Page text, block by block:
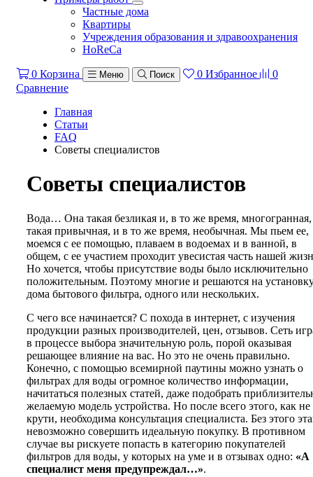
Частные дома
Квартиры
Учреждения образования и здравоохранения
HoReCa
0 Корзина Меню Поиск 0 Избранное
0
Сравнение
Главная
Статьи
FAQ
Советы специалистов
Советы специалистов
Вода… Она такая безликая и, в то же время, многогранная,
такая привычная, и в то же время, необычная. Мы пьем ее,
моемся с ее помощью, плаваем в водоемах и в ванной, в
общем, с ее участием проходит увесистая часть нашей
Но хочется, чтобы присутствие воды было исключительно
положительным. Поэтому многие и решаются на
дома бытового фильтра, одного или нескольких.
С чего все начинается? С похода в интернет, с изучения
продукции разных производителей, цен, отзывов. Сеть
в процессе выбора значительную роль, порой оказывая
решающее влияние на вас. Но это не очень правильно.
Конечно, с помощью всемирной паутины можно узнать о
фильтрах для воды огромное количество информации,
начитаться полезных статей, даже подобрать
желаемую модель устройства. Но после всего этого, как не
крути, необходима консультация специалиста. Без этого
невозможно совершить идеальную покупку. В противном
случае вы рискуете попасть в категорию покупателей
фильтров для воды, у которых на уме и в отзывах одно: «А
специалист меня предупреждал…».